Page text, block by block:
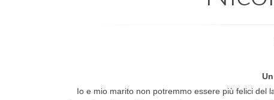
Io e mio marito non potremmo essere più felici del